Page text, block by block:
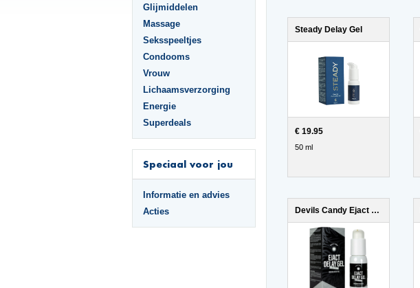
Glijmiddelen
Massage
Seksspeeltjes
Condooms
Vrouw
Lichaamsverzorging
Energie
Superdeals
Speciaal voor jou
Informatie en advies
Acties
Steady Delay Gel
€ 19.95
50 ml
Devils Candy Ejact Delay Gel